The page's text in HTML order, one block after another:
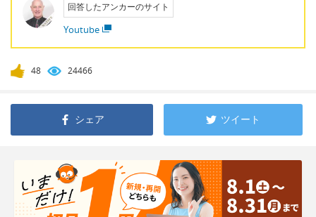
回答したアンカーのサイト
Youtube
48 24466
シェア ツイート